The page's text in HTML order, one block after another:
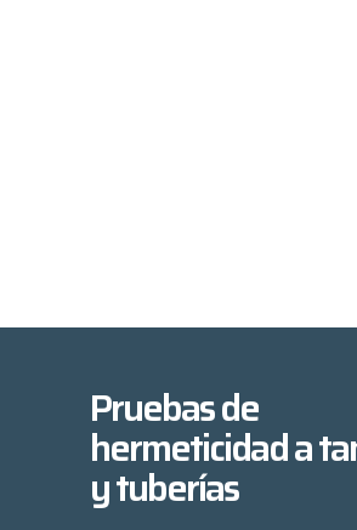
Pruebas de
hermeticidad a
y tuberías